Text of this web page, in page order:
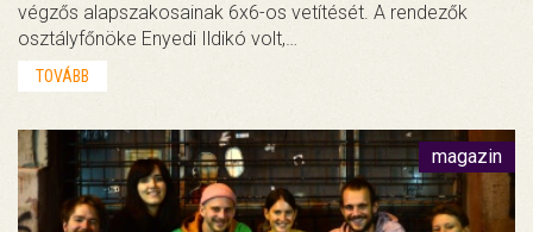
végzős alapszakosainak 6x6-os vetítését. A rendezők
osztályfőnöke Enyedi Ildikó volt,…
TOVÁBB
magazin